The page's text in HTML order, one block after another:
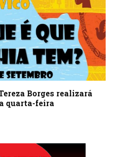
Borges realizará
quarta-feira